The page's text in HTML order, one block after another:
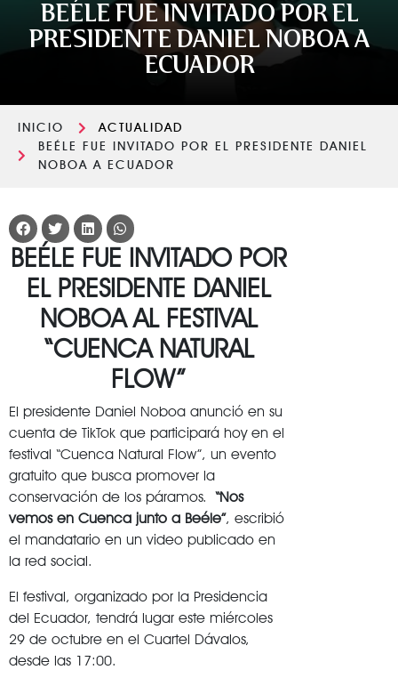
BEÉLE FUE INVITADO POR EL
PRESIDENTE DANIEL NOBOA A
ECUADOR
INICIO
ACTUALIDAD
BEÉLE FUE INVITADO POR EL PRESIDENTE DANIEL
NOBOA A ECUADOR
BEÉLE FUE INVITADO POR
EL PRESIDENTE DANIEL
NOBOA AL FESTIVAL
“CUENCA NATURAL
FLOW”
El presidente Daniel Noboa anunció en su
cuenta de TikTok que participará hoy en el
festival “Cuenca Natural Flow”, un evento
gratuito que busca promover la
conservación de los páramos. “Nos
vemos en Cuenca junto a Beéle”, escribió
el mandatario en un video publicado en
la red social.
El festival, organizado por la Presidencia
del Ecuador, tendrá lugar este miércoles
29 de octubre en el Cuartel Dávalos,
desde las 17:00.